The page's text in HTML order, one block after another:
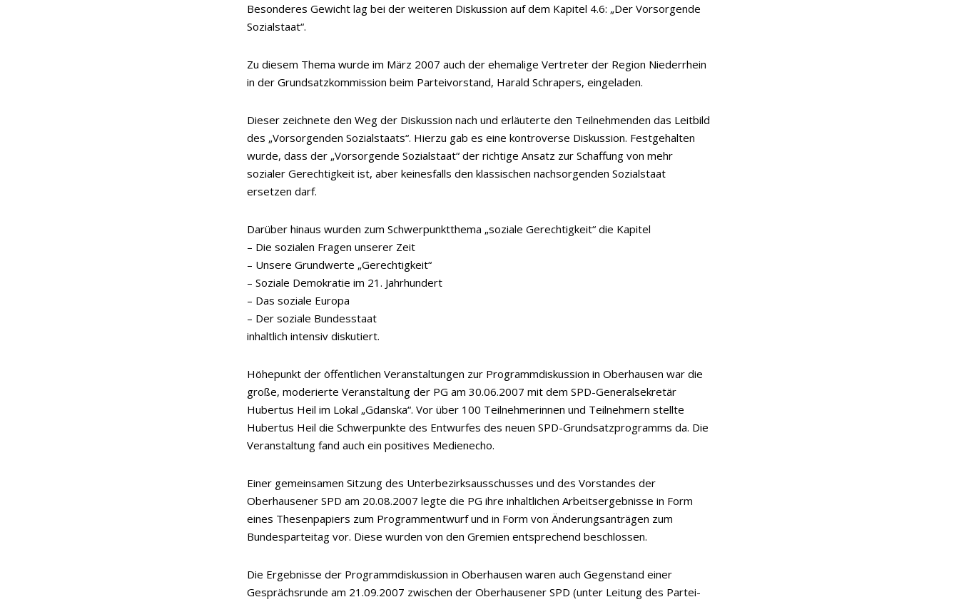
Besonderes Gewicht lag bei der weiteren Diskussion auf dem Kapitel 4.6: „Der Vorsorgende
Sozialstaat“.
Zu diesem Thema wurde im März 2007 auch der ehemalige Vertreter der Region Niederrhein
in der Grundsatzkommission beim Parteivorstand, Harald Schrapers, eingeladen.
Dieser zeichnete den Weg der Diskussion nach und erläuterte den Teilnehmenden das Leitbild
des „Vorsorgenden Sozialstaats“. Hierzu gab es eine kontroverse Diskussion. Festgehalten
wurde, dass der „Vorsorgende Sozialstaat“ der richtige Ansatz zur Schaffung von mehr
sozialer Gerechtigkeit ist, aber keinesfalls den klassischen nachsorgenden Sozialstaat
ersetzen darf.
Darüber hinaus wurden zum Schwerpunktthema „soziale Gerechtigkeit“ die Kapitel
– Die sozialen Fragen unserer Zeit
– Unsere Grundwerte „Gerechtigkeit“
– Soziale Demokratie im 21. Jahrhundert
– Das soziale Europa
– Der soziale Bundesstaat
inhaltlich intensiv diskutiert.
Höhepunkt der öffentlichen Veranstaltungen zur Programmdiskussion in Oberhausen war die
große, moderierte Veranstaltung der PG am 30.06.2007 mit dem SPD-Generalsekretär
Hubertus Heil im Lokal „Gdanska“. Vor über 100 Teilnehmerinnen und Teilnehmern stellte
Hubertus Heil die Schwerpunkte des Entwurfes des neuen SPD-Grundsatzprogramms da. Die
Veranstaltung fand auch ein positives Medienecho.
Einer gemeinsamen Sitzung des Unterbezirksausschusses und des Vorstandes der
Oberhausener SPD am 20.08.2007 legte die PG ihre inhaltlichen Arbeitsergebnisse in Form
eines Thesenpapiers zum Programmentwurf und in Form von Änderungsanträgen zum
Bundesparteitag vor. Diese wurden von den Gremien entsprechend beschlossen.
Die Ergebnisse der Programmdiskussion in Oberhausen waren auch Gegenstand einer
Gesprächsrunde am 21.09.2007 zwischen der Oberhausener SPD (unter Leitung des Partei-